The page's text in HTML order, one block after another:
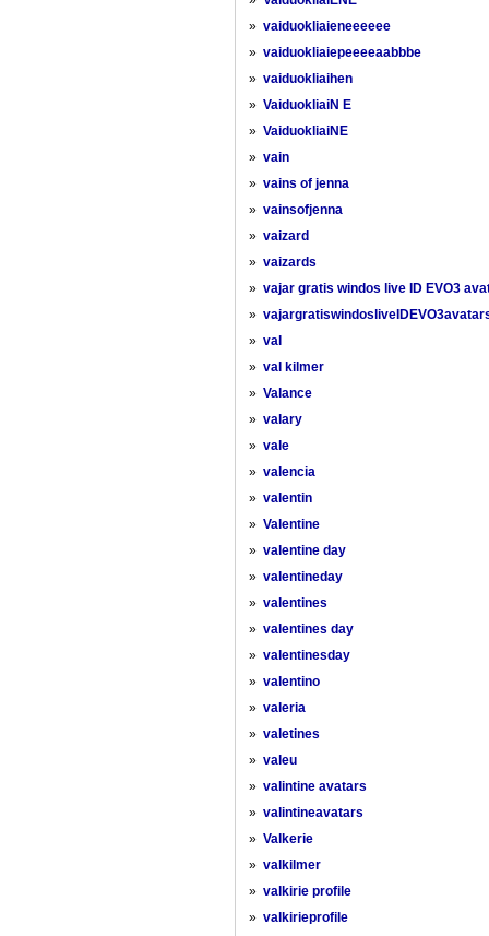
» vaiduokliaieneeeeee
» vaiduokliaiepeeeeaabbbe
» vaiduokliaihen
» VaiduokliaiN E
» VaiduokliaiNE
» vain
» vains of jenna
» vainsofjenna
» vaizard
» vaizards
» vajar gratis windos live ID EVO3
»
» val
» val kilmer
» Valance
» valary
» vale
» valencia
» valentin
» Valentine
» valentine day
» valentineday
» valentines
» valentines day
» valentinesday
» valentino
» valeria
» valetines
» valeu
» valintine avatars
» valintineavatars
» Valkerie
» valkilmer
» valkirie profile
» valkirieprofile